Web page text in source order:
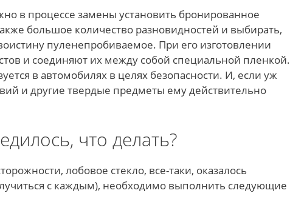
в процессе замены установить бронированное
большое количество разновидностей и выбирать,
пуленепробиваемое. При его изготовлении
и соединяют их между собой специальной пленкой.
в автомобилях в целях безопасности. И, если уж
и другие твердые предметы ему действительно
что делать?
лобовое стекло, все-таки, оказалось
с каждым), необходимо выполнить следующие